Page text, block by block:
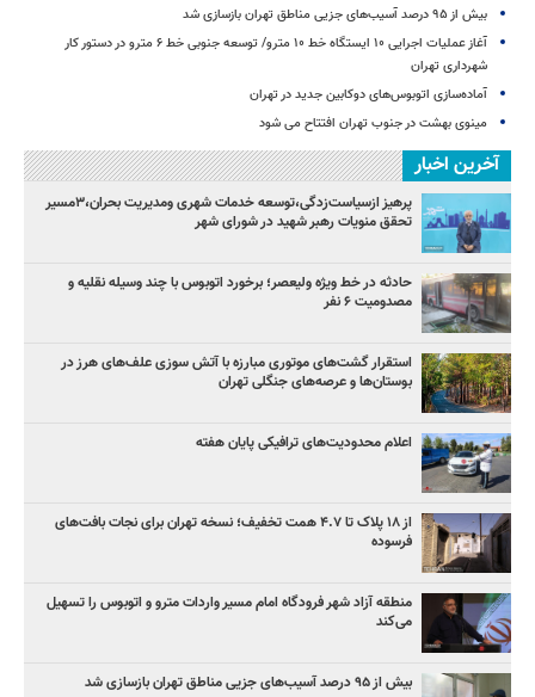
بیش از ۹۵ درصد آسیب‌های جزیی مناطق تهران بازسازی شد
آغاز عملیات اجرایی ۱۰ ایستگاه خط ۱۰ مترو/ توسعه جنوبی خط ۶ مترو در دستور کار
شهرداری تهران
آماده‌سازی اتوبوس‌های دوکابین جدید در تهران
مینوی بهشت در جنوب تهران افتتاح می شود
آخرین اخبار
پرهیز ازسیاست‌زدگی،توسعه خدمات شهری ومدیریت بحران،۳مسیر
تحقق منویات رهبر شهید در شورای شهر
حادثه در خط ویژه ولیعصر؛ برخورد اتوبوس با چند وسیله نقلیه و
مصدومیت ۶ نفر
استقرار گشت‌های موتوری مبارزه با آتش سوزی علف‌های هرز در
بوستان‌ها و عرصه‌های جنگلی تهران
اعلام محدودیت‌های ترافیکی پایان هفته
از ۱۸ پلاک تا ۴.۷ همت تخفیف؛ نسخه تهران برای نجات بافت‌های
فرسوده
منطقه آزاد شهر فرودگاه امام مسیر واردات مترو و اتوبوس را تسهیل
می‌کند
بیش از ۹۵ درصد آسیب‌های جزیی مناطق تهران بازسازی شد